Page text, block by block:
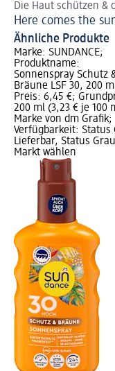
Die Haut schützen &
Here comes the
Ähnliche Produkte
Marke: SUNDANCE;
Produktname:
Sonnenspray Schutz
Bräune LSF 30, 200
Preis: 6,45 €;
200 ml (3,23 € je 100
Marke von dm Grafik;
Verfügbarkeit: Status
Lieferbar, Status
Markt wählen